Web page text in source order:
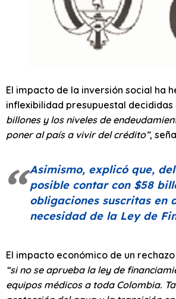
El impacto de la inversión social ha
inflexibilidad presupuestal
billones y los niveles de
poner al país a vivir del crédito”,
Asimismo, explicó que,
posible contar con $58
obligaciones suscritas en
necesidad de la Ley de
El impacto económico de un
“si no se aprueba la ley de
equipos médicos a toda Colombia.